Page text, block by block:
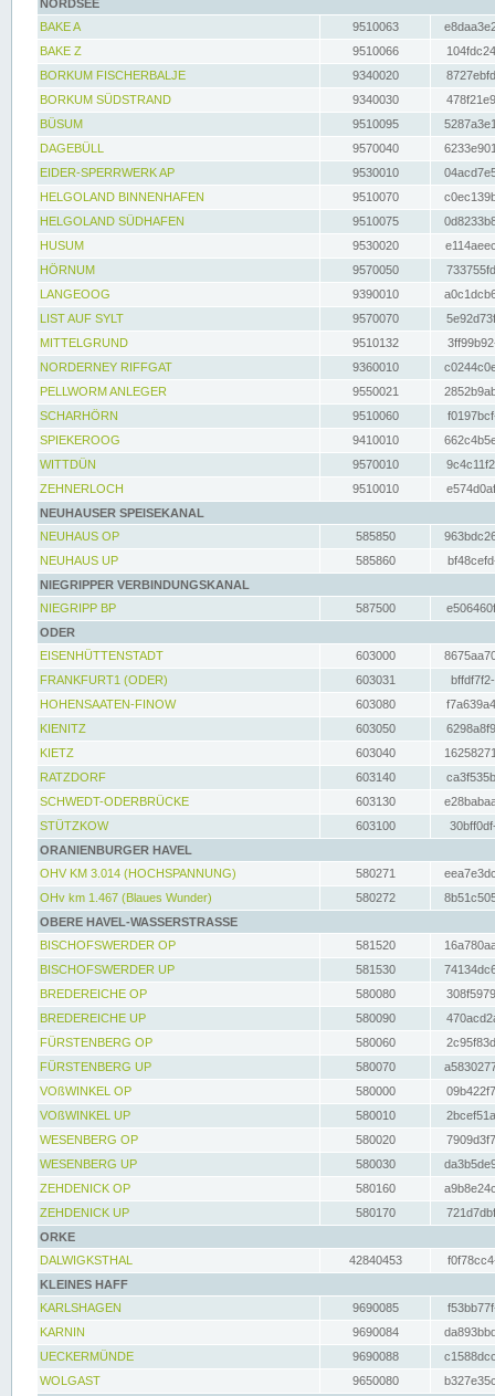
NORDSEE
BAKE A
9510063
BAKE Z
9510066
BORKUM FISCHERBALJE
9340020
BORKUM SÜDSTRAND
9340030
BÜSUM
9510095
DAGEBÜLL
9570040
EIDER-SPERRWERK AP
9530010
HELGOLAND BINNENHAFEN
9510070
HELGOLAND SÜDHAFEN
9510075
HUSUM
9530020
HÖRNUM
9570050
LANGEOOG
9390010
LIST AUF SYLT
9570070
MITTELGRUND
9510132
NORDERNEY RIFFGAT
9360010
PELLWORM ANLEGER
9550021
SCHARHÖRN
9510060
SPIEKEROOG
9410010
WITTDÜN
9570010
ZEHNERLOCH
9510010
NEUHAUSER SPEISEKANAL
NEUHAUS OP
585850
NEUHAUS UP
585860
NIEGRIPPER VERBINDUNGSKANAL
NIEGRIPP BP
587500
ODER
EISENHÜTTENSTADT
603000
FRANKFURT1 (ODER)
603031
HOHENSAATEN-FINOW
603080
KIENITZ
603050
KIETZ
603040
RATZDORF
603140
SCHWEDT-ODERBRÜCKE
603130
STÜTZKOW
603100
ORANIENBURGER HAVEL
OHV KM 3.014 (HOCHSPANNUNG)
580271
OHv km 1.467 (Blaues Wunder)
580272
OBERE HAVEL-WASSERSTRASSE
BISCHOFSWERDER OP
581520
BISCHOFSWERDER UP
581530
BREDEREICHE OP
580080
BREDEREICHE UP
580090
FÜRSTENBERG OP
580060
FÜRSTENBERG UP
580070
VOßWINKEL OP
580000
VOßWINKEL UP
580010
WESENBERG OP
580020
WESENBERG UP
580030
ZEHDENICK OP
580160
ZEHDENICK UP
580170
ORKE
DALWIGKSTHAL
42840453
KLEINES HAFF
KARLSHAGEN
9690085
KARNIN
9690084
UECKERMÜNDE
9690088
WOLGAST
9650080